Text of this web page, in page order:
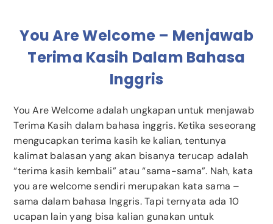
You Are Welcome – Menjawab
Terima Kasih Dalam Bahasa
Inggris
You Are Welcome adalah ungkapan untuk menjawab
Terima Kasih dalam bahasa inggris. Ketika seseorang
mengucapkan terima kasih ke kalian, tentunya
kalimat balasan yang akan bisanya terucap adalah
“terima kasih kembali” atau “sama-sama”. Nah, kata
you are welcome sendiri merupakan kata sama –
sama dalam bahasa Inggris. Tapi ternyata ada 10
ucapan lain yang bisa kalian gunakan untuk